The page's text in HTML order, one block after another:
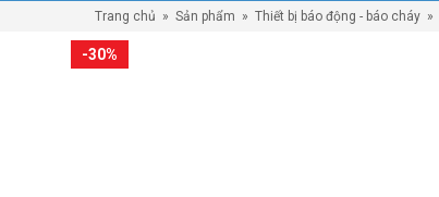
Trang chủ » Sản phẩm » Thiết bị báo động - báo cháy »
-30%